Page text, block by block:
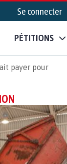
Se connecter
PÉTITIONS
payer pour